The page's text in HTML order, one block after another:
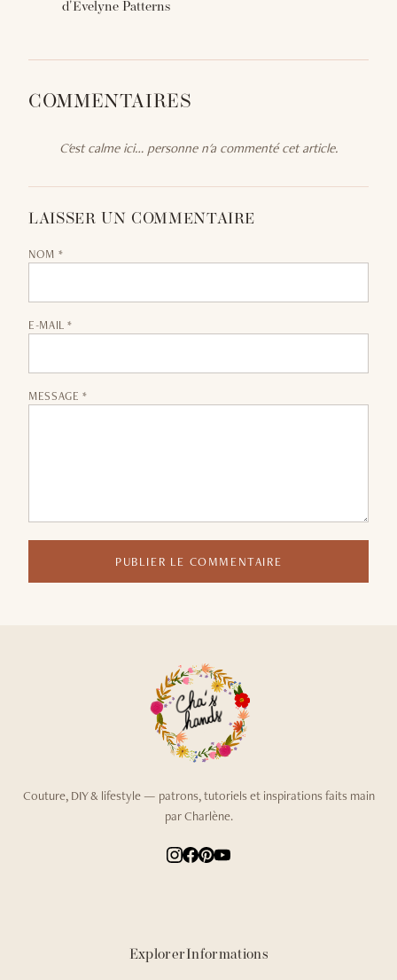
d'Evelyne Patterns
COMMENTAIRES
C'est calme ici… personne n'a commenté cet article.
LAISSER UN COMMENTAIRE
NOM *
E-MAIL *
MESSAGE *
PUBLIER LE COMMENTAIRE
Couture, DIY & lifestyle — patrons, tutoriels et inspirations faits main
par Charlène.
ExplorerInformations